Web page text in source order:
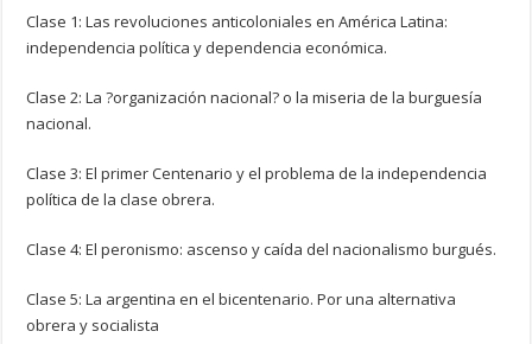
Clase 1: Las revoluciones anticoloniales en América Latina:
independencia política y dependencia económica.
Clase 2: La ?organización nacional? o la miseria de la burguesía
nacional.
Clase 3: El primer Centenario y el problema de la independencia
política de la clase obrera.
Clase 4: El peronismo: ascenso y caída del nacionalismo burgués.
Clase 5: La argentina en el bicentenario. Por una alternativa
obrera y socialista